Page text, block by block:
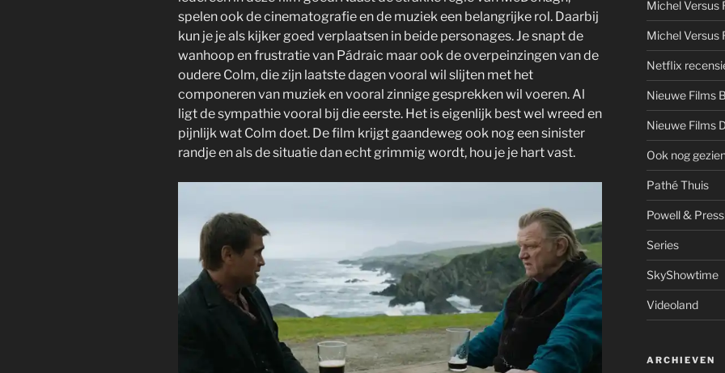
spelen ook de cinematografie en de muziek een belangrijke rol. Daarbij
kun je je als kijker goed verplaatsen in beide personages. Je snapt de
wanhoop en frustratie van Pádraic maar ook de overpeinzingen van de
oudere Colm, die zijn laatste dagen vooral wil slijten met het
componeren van muziek en vooral zinnige gesprekken wil voeren. Al
ligt de sympathie vooral bij die eerste. Het is eigenlijk best wel wreed en
pijnlijk wat Colm doet. De film krijgt gaandeweg ook nog een sinister
randje en als de situatie dan echt grimmig wordt, hou je je hart vast.
Michel Versus
Michel Versus
Netflix
Nieuwe Films
Nieuwe Films
Ook nog
Pathé Thuis
Powell &
Series
SkyShowtime
Videoland
ARCHIEVEN